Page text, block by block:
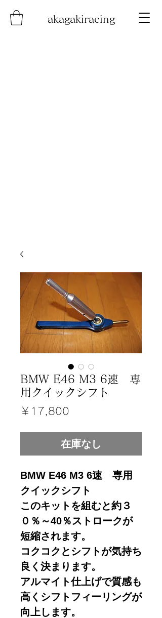
akagakiracing
BMW E46 M3 6速 専
用クイックシフト
￥17,800
在庫なし
BMW E46 M3 6速 専用
クイックシフト
このキットを組むと約３
０％～40％ストロークが
短縮されます。
コクコクとシフトが気持ち
良く決まります。
アルマイト仕上げで質感も
高くシフトフィーリングが
向上します。